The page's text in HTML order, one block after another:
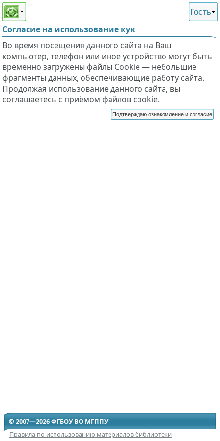
Этот сайт поддерживает
слабовидящих
Гость
Согласие на использование кук
Во время посещения данного сайта на Ваш
компьютер, телефон или иное устройство могут быть
временно загружены файлы Cookie — небольшие
фрагменты данных, обеспечивающие работу сайта.
Продолжая использование данного сайта, вы
соглашаетесь с приёмом файлов cookie.
Подтверждаю ознакомление и согласие
© 2007—2026 ФГБОУ ВО МГППУ
Правила по использованию материалов библиотеки